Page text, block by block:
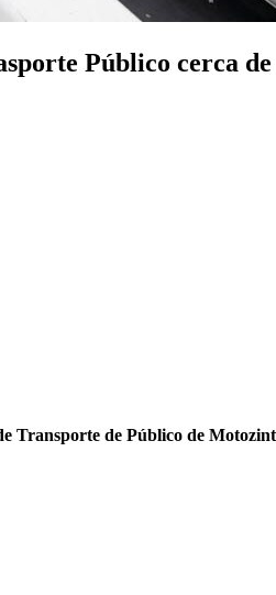
Público cerca
Transporte de Público de